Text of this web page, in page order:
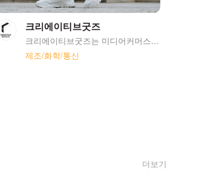
크리에이티브굿즈
크리에이티브굿즈는 미디어커머스 기업입니다. 현재 남성 짐웨어 브랜드 '유피라운지'와 여성 애슬레져 브랜드 '딕시'를 운영 하고 있습니다.
제조/화학/통신
더보기